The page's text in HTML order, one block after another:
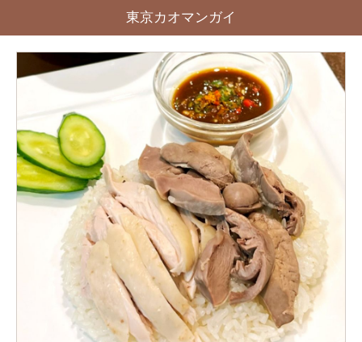
東京カオマンガイ